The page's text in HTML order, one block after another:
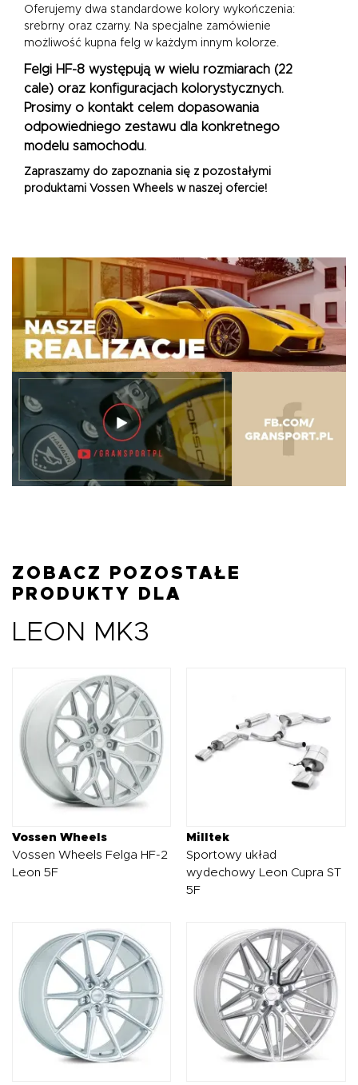
Oferujemy dwa standardowe kolory wykończenia:
srebrny oraz czarny. Na specjalne zamówienie
możliwość kupna felg w każdym innym kolorze.
Felgi HF-8 występują w wielu rozmiarach (22
cale) oraz konfiguracjach kolorystycznych.
Prosimy o kontakt celem dopasowania
odpowiedniego zestawu dla konkretnego
modelu samochodu.
Zapraszamy do zapoznania się z pozostałymi
produktami Vossen Wheels w naszej ofercie!
ZOBACZ POZOSTAŁE
PRODUKTY DLA
LEON MK3
Vossen Wheels
Vossen Wheels Felga HF-2
Leon 5F
Milltek
Sportowy układ
wydechowy Leon Cupra ST
5F